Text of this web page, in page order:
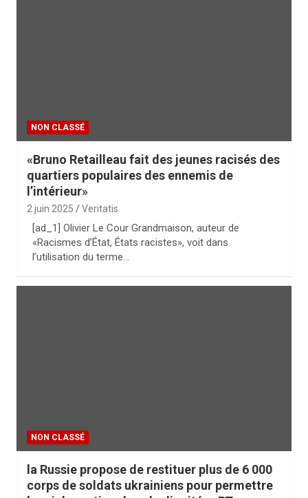
NON CLASSÉ
«Bruno Retailleau fait des jeunes racisés des
quartiers populaires des ennemis de
l’intérieur»
2 juin 2025 Veritatis
[ad_1] Olivier Le Cour Grandmaison, auteur de
«Racismes d’État, États racistes», voit dans
l’utilisation du terme…
NON CLASSÉ
la Russie propose de restituer plus de 6 000
corps de soldats ukrainiens pour permettre